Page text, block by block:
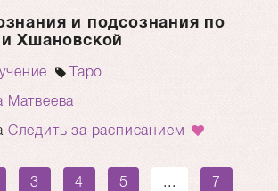
и подсознания по
Хшановской
Таро
Матвеева
Следить за расписанием
3 4 5 ... 7